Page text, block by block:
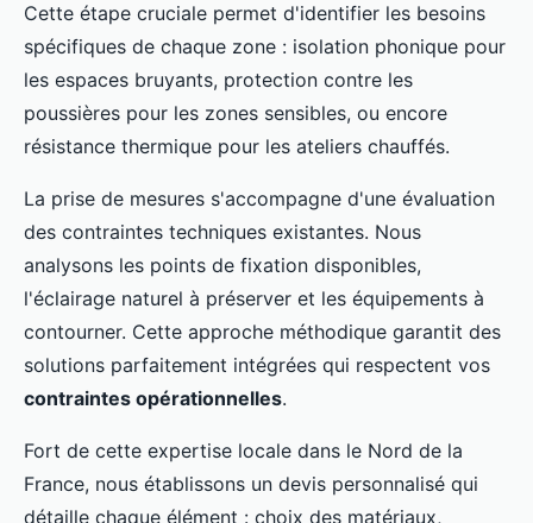
Cette étape cruciale permet d'identifier les besoins
spécifiques de chaque zone : isolation phonique pour
les espaces bruyants, protection contre les
poussières pour les zones sensibles, ou encore
résistance thermique pour les ateliers chauffés.
La prise de mesures s'accompagne d'une évaluation
des contraintes techniques existantes. Nous
analysons les points de fixation disponibles,
l'éclairage naturel à préserver et les équipements à
contourner. Cette approche méthodique garantit des
solutions parfaitement intégrées qui respectent vos
contraintes opérationnelles.
Fort de cette expertise locale dans le Nord de la
France, nous établissons un devis personnalisé qui
détaille chaque élément : choix des matériaux,